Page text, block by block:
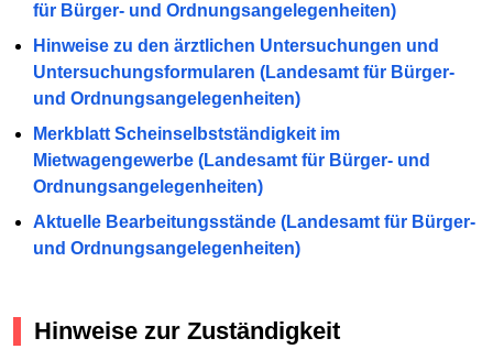
für Bürger- und Ordnungsangelegenheiten)
Hinweise zu den ärztlichen Untersuchungen und
Untersuchungsformularen (Landesamt für Bürger-
und Ordnungsangelegenheiten)
Merkblatt Scheinselbstständigkeit im
Mietwagengewerbe (Landesamt für Bürger- und
Ordnungsangelegenheiten)
Aktuelle Bearbeitungsstände (Landesamt für Bürger-
und Ordnungsangelegenheiten)
Hinweise zur Zuständigkeit